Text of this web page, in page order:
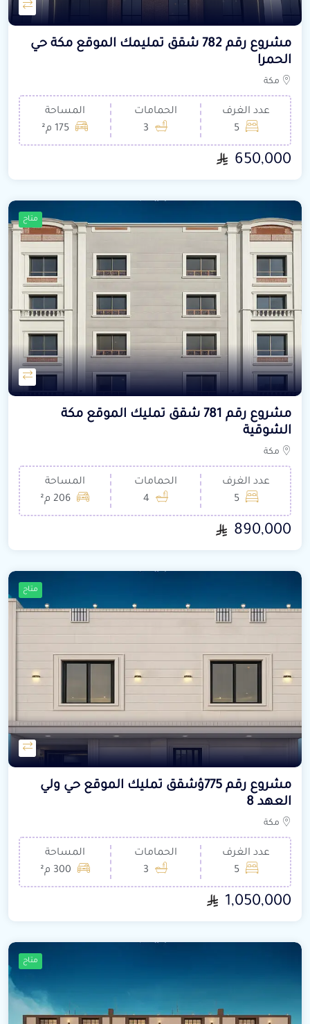
مشروع رقم 782 شقق تمليمك الموقع مكة حي
الحمرا
مكة
عدد الغرف
5
الحمامات
3
المساحة
175 م²
650,000
متاح
مشروع رقم 781 شقق تمليك الموقع مكة
الشوقية
مكة
عدد الغرف
5
الحمامات
4
المساحة
206 م²
890,000
متاح
مشروع رقم 775ؤشقق تمليك الموقع حي ولي
العهد 8
مكة
عدد الغرف
5
الحمامات
3
المساحة
300 م²
1,050,000
متاح